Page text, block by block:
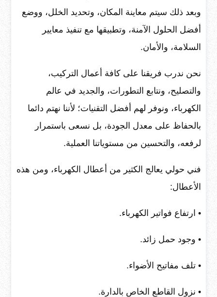
وبعد ذلك سيتم معاينة المكان، وتحديد الخلل، ووضع
أفضل الحلول الآمنة، وتطبيقها مع تنفيذ معايير
السلامة، والأمان.
نحن ندرب فريقنا على كافة أعمال التركيب،
والتصليح، ونتابع التطورات، والجديد في عالم
الكهرباء، ونوفر لهم أفضل التقنيات؛ لأننا نهتم دائما
بالحفاظ على معدل الجودة، بل نسعى باستمرار
لرفعه، والتحسين من مستوياتنا العملية.
فني حولي يعالج الكثير من أعطال الكهرباء، ومن هذه
الأعطال:
• ارتفاع فواتير الكهرباء.
• وجود حمل زائد.
• تلف مفاتيح الأضواء.
• نزول القاطع الخاص بالدارة.